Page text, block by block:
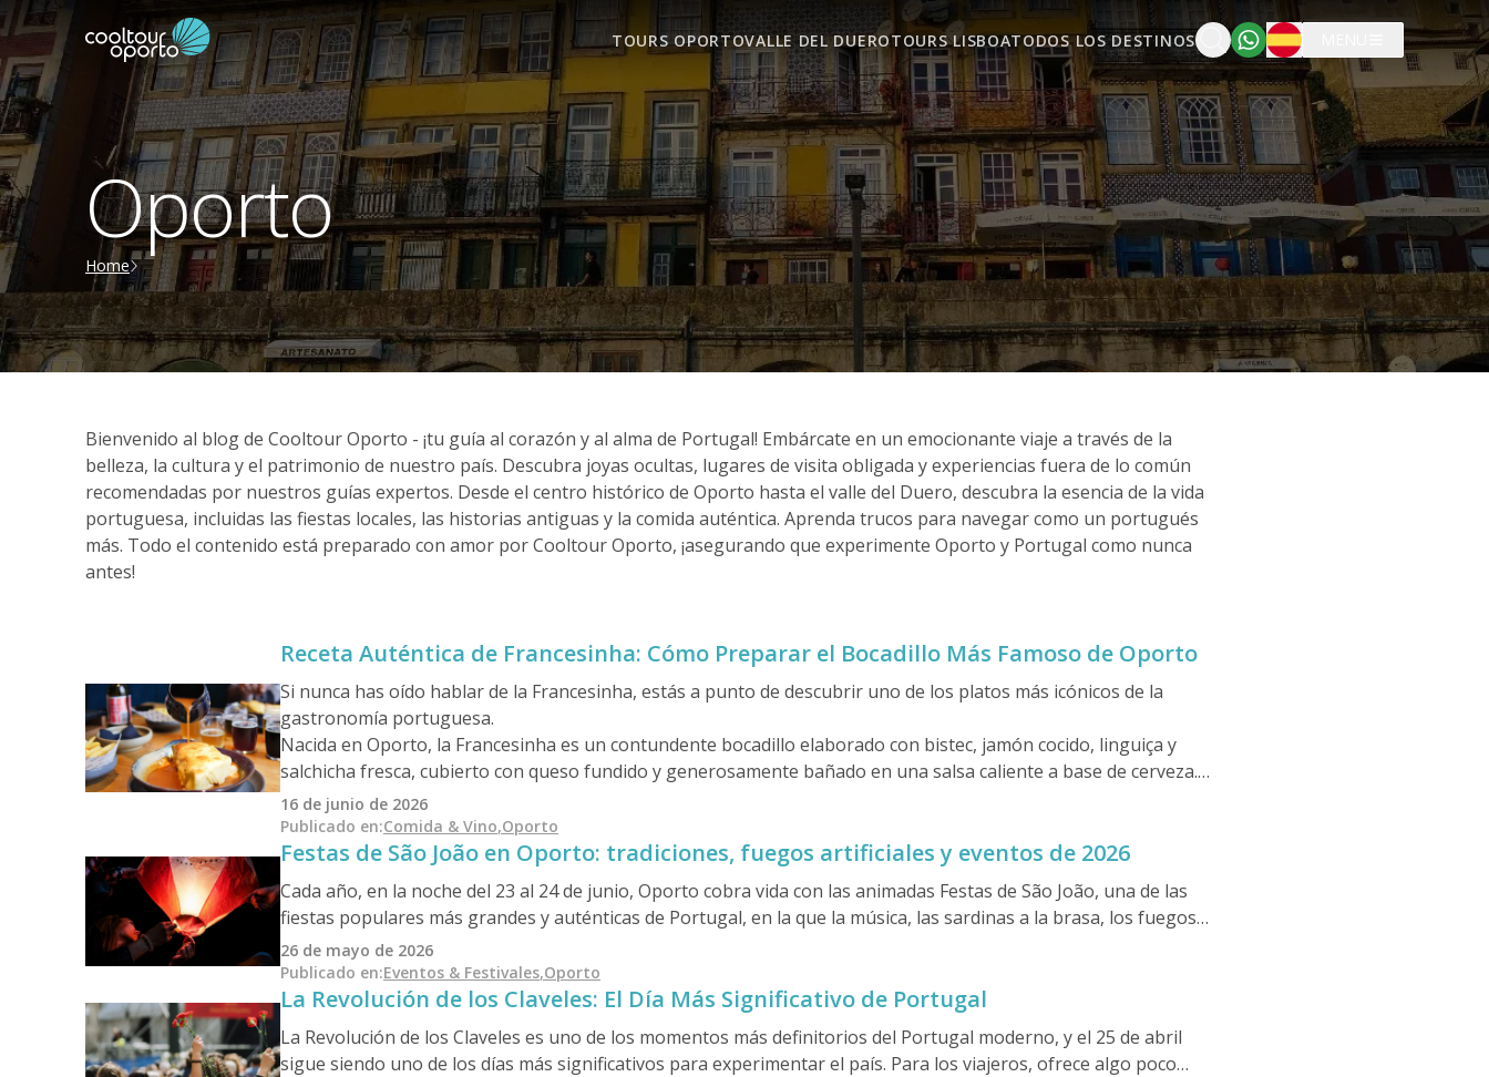
TOURS OPORTOVALLE DEL DUEROTOURS LISBOATODOS LOS DESTINOS Español
Oporto
Home
Bienvenido al blog de Cooltour Oporto - ¡tu guía al corazón y al alma de Portugal! Embárcate en un emocionante viaje a través de la
belleza, la cultura y el patrimonio de nuestro país. Descubra joyas ocultas, lugares de visita obligada y experiencias fuera de lo común
recomendadas por nuestros guías expertos. Desde el centro histórico de Oporto hasta el valle del Duero, descubra la esencia de la vida
portuguesa, incluidas las fiestas locales, las historias antiguas y la comida auténtica. Aprenda trucos para navegar como un portugués
más. Todo el contenido está preparado con amor por Cooltour Oporto, ¡asegurando que experimente Oporto y Portugal como nunca
antes!
Receta Auténtica de Francesinha: Cómo Preparar el Bocadillo Más Famoso de Oporto
Si nunca has oído hablar de la Francesinha, estás a punto de descubrir uno de los platos más icónicos de la
gastronomía portuguesa.
Nacida en Oporto, la Francesinha es un contundente bocadillo elaborado con bistec, jamón cocido, linguiça y
salchicha fresca, cubierto con queso fundido y generosamente bañado en una salsa caliente a base de cerveza.
Es contundente, reconfortante y diferente a cualquier otro bocadillo que hayas probado.
16 de junio de 2026
Publicado en:Comida & Vino,Oporto
Festas de São João en Oporto: tradiciones, fuegos artificiales y eventos de 2026
Cada año, en la noche del 23 al 24 de junio, Oporto cobra vida con las animadas Festas de São João, una de las
fiestas populares más grandes y auténticas de Portugal, en la que la música, las sardinas a la brasa, los fuegos
artificiales sobre el río Duero, los coloridos martillos de plástico y las plantas de albahaca llenan las calles.
Arraigada tanto en antiguas tradiciones paganas de verano como en la celebración católica de San Juan Bautista,
la fiesta combina religión, gastronomía, música y comunidad en una celebración única que abarca toda la ciudad,
donde los vecinos cenan al aire libre, los desconocidos celebran juntos y las tradiciones de Oporto se sienten
genuinamente vivas, en lugar de artificiales.
26 de mayo de 2026
Publicado en:Eventos & Festivales,Oporto
La Revolución de los Claveles: El Día Más Significativo de Portugal
La Revolución de los Claveles es uno de los momentos más definitorios del Portugal moderno, y el 25 de abril
sigue siendo uno de los días más significativos para experimentar el país. Para los viajeros, ofrece algo poco